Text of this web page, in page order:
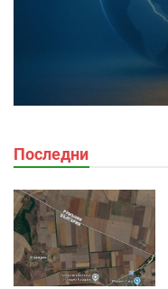
Последни